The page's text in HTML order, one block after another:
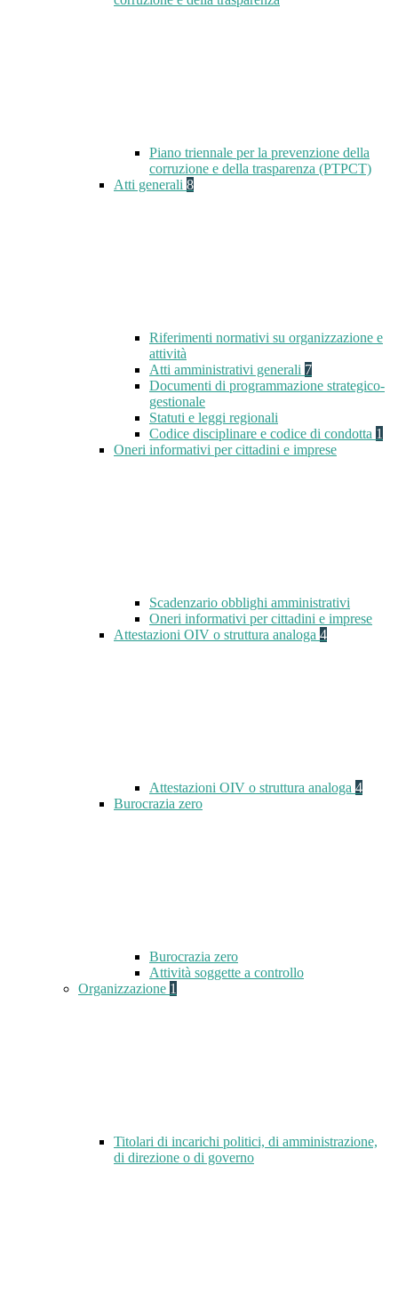
Piano triennale per la prevenzione della
corruzione e della trasparenza (PTPCT)
Atti generali 8
Riferimenti normativi su organizzazione e
attività
Atti amministrativi generali 7
Documenti di programmazione strategico-
gestionale
Statuti e leggi regionali
Codice disciplinare e codice di condotta 1
Oneri informativi per cittadini e imprese
Scadenzario obblighi amministrativi
Oneri informativi per cittadini e imprese
Attestazioni OIV o struttura analoga 4
Attestazioni OIV o struttura analoga 4
Burocrazia zero
Burocrazia zero
Attività soggette a controllo
Organizzazione 1
Titolari di incarichi politici, di amministrazione,
di direzione o di governo